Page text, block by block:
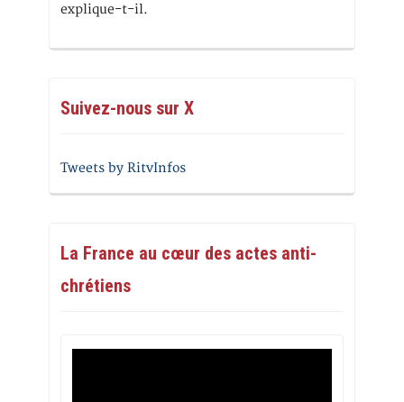
explique-t-il.
Suivez-nous sur X
Tweets by RitvInfos
La France au cœur des actes anti-
chrétiens